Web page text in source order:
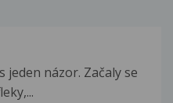
jeden názor. Začaly se